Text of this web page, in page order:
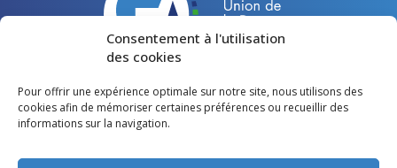
Consentement à l'utilisation
des cookies
Pour offrir une expérience optimale sur notre site, nous utilisons des
cookies afin de mémoriser certaines préférences ou recueillir des
informations sur la navigation.
Accueil
Votre canton
Lire et voir
Agir pour la Gironde
Restons en contact